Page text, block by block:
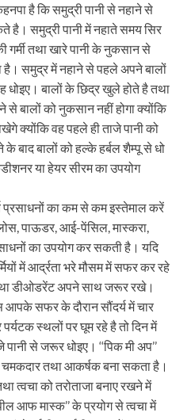
है कि समुद्री पानी से नहाने से
समुद्री पानी में नहाते समय सिर
तथा खारे पानी के नुकसान से
है। समुद्र में नहाने से पहले अपने बालों
धोइए। बालों के छिद्र खुले होते है तथा
से बालों को नुकसान नहीं होगा क्योंकि
क्योंकि वह पहले ही ताजे पानी को
बाद बालों को हल्के हर्बल शैम्पू से धो
या हेयर सीरम का उपयोग
प्रसाधनों का कम से कम इस्तेमाल करें
पाऊडर, आई-पेंसिल, मास्करा,
का उपयोग कर सकती है। यदि
में आर्द्रता भरे मौसम में सफर कर रहे
डीओडरेंट अपने साथ जरूर रखे।
आपके सफर के दौरान सौंदर्य में चार
स्थलों पर घूम रहे है तो दिन में
से जरूर धोइए। ‘‘पिक मी अप’’
तथा आकर्षक बना सकता है।
त्वचा को तरोताजा बनाए रखने में
आफ मास्क’’ के प्रयोग से त्वचा में